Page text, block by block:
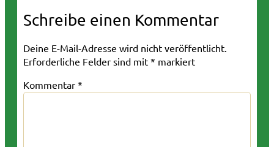
Schreibe einen Kommentar
Deine E-Mail-Adresse wird nicht veröffentlicht.
Erforderliche Felder sind mit * markiert
Kommentar *